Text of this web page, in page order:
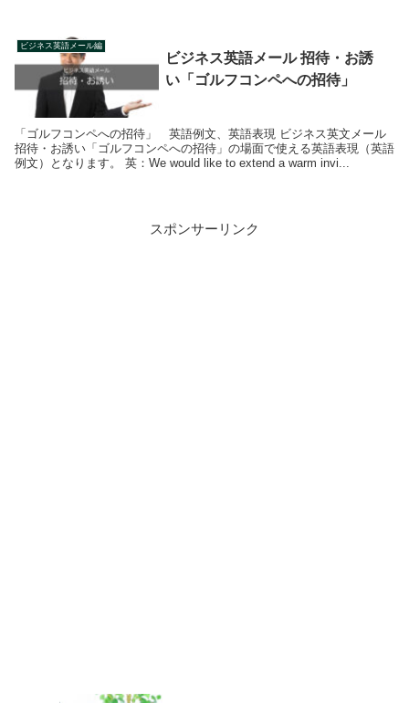
ビジネス英語メール編
ビジネス英語メール 招待・お誘
い「ゴルフコンペへの招待」
「ゴルフコンペへの招待」 英語例文、英語表現 ビジネス英文メール
招待・お誘い「ゴルフコンペへの招待」の場面で使える英語表現（英語
例文）となります。 英：We would like to extend a warm invi...
スポンサーリンク